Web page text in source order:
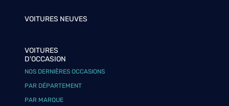
VOITURES NEUVES
VOITURES
D'OCCASION
NOS DERNIÈRES OCCASIONS
PAR DÉPARTEMENT
PAR MARQUE